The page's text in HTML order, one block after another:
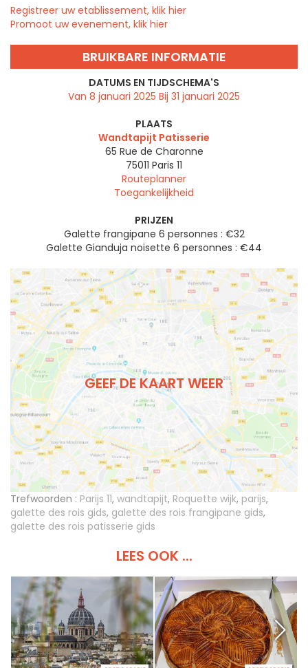
Registreer uw etablissement, klik hier
Promoot uw evenement, klik hier
BRUIKBARE INFORMATIE
DATUMS EN TIJDSCHEMA'S
Van 8 januari 2025 Bij 31 januari 2025
PLAATS
Wandtapijt Patisserie
65 Rue de Charonne
75011 Paris 11
Routeplanner
Toegankelijkheid
PRIJZEN
Galette frangipane 6 personnes : €32
Galette Gianduja noisette 6 personnes : €44
GEEF DE KAART WEER
Trefwoorden : Parijs 11, wandtapijt, Roquette wijk, parijs,
galette des rois gids, galette des rois frangipane gids,
galette des rois patisserie gids
LEES OOK ...